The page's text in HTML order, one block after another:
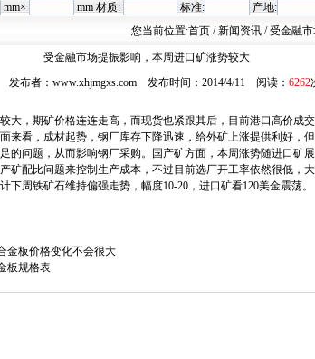
mm× mm 材质: 标准: 产地:
您当前位置:首页 / 新闻资讯 / 受金融
受金融市场提振影响，本周进口矿涨势较大
发布者：www.xhjmgxs.com 发布时间：2014/4/11 阅读： 6262
大，期矿价格连连走高，而现货也紧跟其后，目前港口高价成
来看，成材起势，钢厂库存下降迅速，给外矿上涨提供利好，
的问题，从而影响钢厂采购。国产矿方面，本周涨势随进口矿
矿配比问题来控制生产成本，不过目前选厂开工率依然很低，
下周铁矿石维持偏强走势，幅度10-20，进口矿看120美金震荡。
金板价格变化不会很大
板规格表